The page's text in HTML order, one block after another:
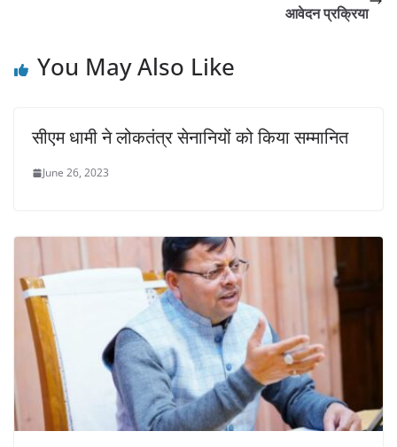
आवेदन प्रक्रिया
You May Also Like
सीएम धामी ने लोकतंत्र सेनानियों को किया सम्मानित
June 26, 2023